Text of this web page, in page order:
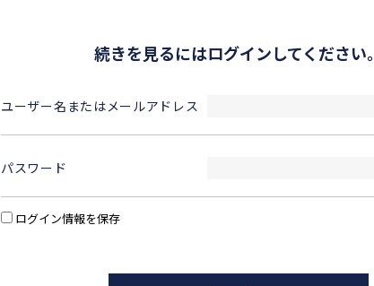
続きを見るにはログインしてください。
ユーザー名またはメールアドレス
パスワード
ログイン情報を保存